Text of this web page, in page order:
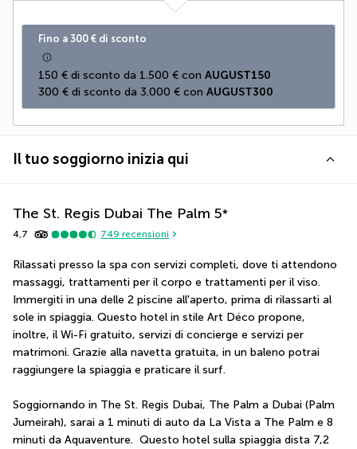
Fino a 300 € di sconto
150 € di sconto da 1.500 € con AUGUST150
300 € di sconto da 3.000 € con AUGUST300
Il tuo soggiorno inizia qui
The St. Regis Dubai The Palm 5*
4,7 749 recensioni
Rilassati presso la spa con servizi completi, dove ti attendono
massaggi, trattamenti per il corpo e trattamenti per il viso.
Immergiti in una delle 2 piscine all'aperto, prima di rilassarti al
sole in spiaggia. Questo hotel in stile Art Déco propone,
inoltre, il Wi-Fi gratuito, servizi di concierge e servizi per
matrimoni. Grazie alla navetta gratuita, in un baleno potrai
raggiungere la spiaggia e praticare il surf.
Soggiornando in The St. Regis Dubai, The Palm a Dubai (Palm
Jumeirah), sarai a 1 minuti di auto da La Vista a The Palm e 8
minuti da Aquaventure.  Questo hotel sulla spiaggia dista 7,2